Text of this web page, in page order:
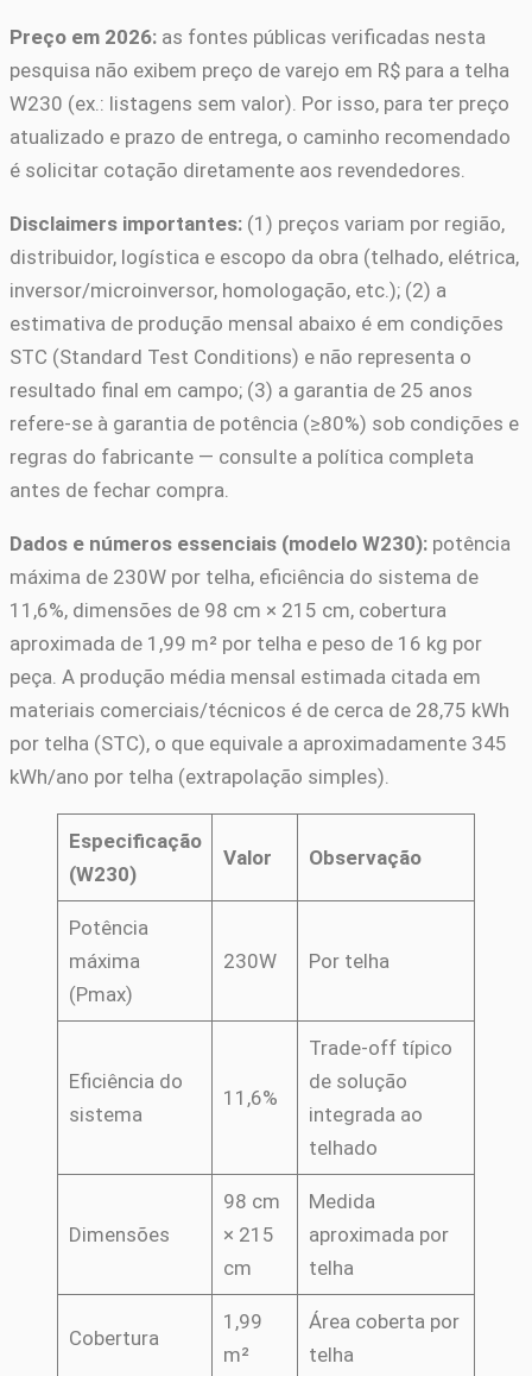
Preço em 2026: as fontes públicas verificadas nesta
pesquisa não exibem preço de varejo em R$ para a telha
W230 (ex.: listagens sem valor). Por isso, para ter preço
atualizado e prazo de entrega, o caminho recomendado
é solicitar cotação diretamente aos revendedores.
Disclaimers importantes: (1) preços variam por região,
distribuidor, logística e escopo da obra (telhado, elétrica,
inversor/microinversor, homologação, etc.); (2) a
estimativa de produção mensal abaixo é em condições
STC (Standard Test Conditions) e não representa o
resultado final em campo; (3) a garantia de 25 anos
refere-se à garantia de potência (≥80%) sob condições e
regras do fabricante — consulte a política completa
antes de fechar compra.
Dados e números essenciais (modelo W230): potência
máxima de 230W por telha, eficiência do sistema de
11,6%, dimensões de 98 cm × 215 cm, cobertura
aproximada de 1,99 m² por telha e peso de 16 kg por
peça. A produção média mensal estimada citada em
materiais comerciais/técnicos é de cerca de 28,75 kWh
por telha (STC), o que equivale a aproximadamente 345
kWh/ano por telha (extrapolação simples).
Especificação
(W230)
Valor Observação
Potência
máxima
(Pmax)
230W Por telha
Eficiência do
sistema
11,6%
Trade-off típico
de solução
integrada ao
telhado
Dimensões
98 cm
× 215
cm
Medida
aproximada por
telha
Cobertura
1,99
m²
Área coberta por
telha